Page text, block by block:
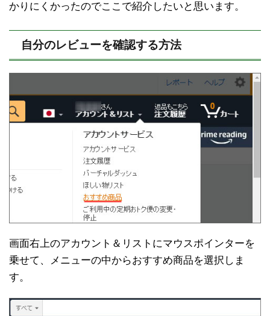
かりにくかったのでここで紹介したいと思います。
自分のレビューを確認する方法
画面右上のアカウント＆リストにマウスポインターを
乗せて、メニューの中からおすすめ商品を選択しま
す。